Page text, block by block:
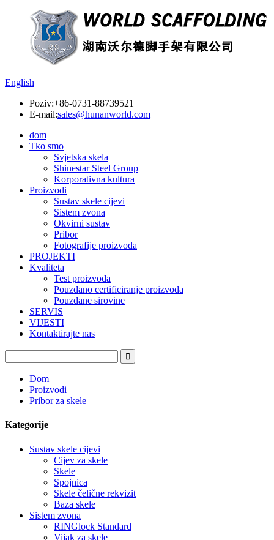
English
Poziv:+86-0731-88739521
E-mail:sales@hunanworld.com
dom
Tko smo
Svjetska skela
Shinestar Steel Group
Korporativna kultura
Proizvodi
Sustav skele cijevi
Sistem zvona
Okvirni sustav
Pribor
Fotografije proizvoda
PROJEKTI
Kvaliteta
Test proizvoda
Pouzdano certificiranje proizvoda
Pouzdane sirovine
SERVIS
VIJESTI
Kontaktirajte nas
Dom
Proizvodi
Pribor za skele
Kategorije
Sustav skele cijevi
Cijev za skele
Skele
Spojnica
Skele čelične rekvizit
Baza skele
Sistem zvona
RINGlock Standard
Vijak za skele